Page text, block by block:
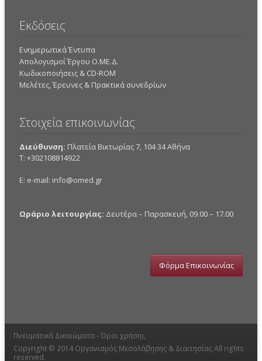
Εκδόσεις
Ενημερωτικά Έντυπα
Απολογισμοί Έργου Ο.ΜΕ.Δ.
Κωδικοποιήσεις & CD-ROM
Mελέτες, Έρευνες & Πρακτικά συνεδρίων
Στοιχεία επικοινωνίας
Διεύθυνση: Πλατεία Βικτωρίας 7, 104 34 Αθήνα
Τ: +302108814922
E: e-mail: info@omed.gr
Ωράριο λειτουργίας: Δευτέρα – Παρασκευή, 09.00 – 17.00
Φόρμα Επικοινωνίας
Πνευματικά Δικαιώματα - Όροι χρήσης
Copyright © 2014 Οργανισμός Μεσολάβησης & Διαιτησίας All rights
reserved.